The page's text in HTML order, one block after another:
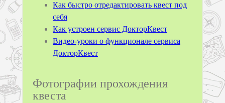
Как быстро отредактировать квест под
себя
Как устроен сервис ДокторКвест
Видео-уроки о функционале сервиса
ДокторКвест
Фотографии прохождения
квеста